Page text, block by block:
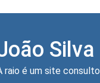
Silva
raio é um site